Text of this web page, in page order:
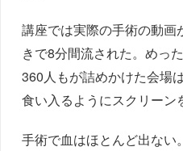
講座では実際の手術の動
きで8分間流された。めっ
360人もが詰めかけた会場
食い入るようにスクリーン
手術で血はほとんど出ない